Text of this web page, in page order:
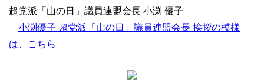
超党派「山の日」議員連盟会長 小渕 優子
小渕優子 超党派「山の日」議員連盟会長 挨拶の模様
は、こちら